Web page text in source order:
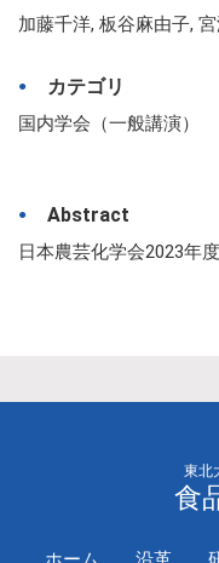
加藤千洋, 板谷麻由子,
カテゴリ
国内学会（一般講演）
Abstract
日本農芸化学会2023年
東北
食